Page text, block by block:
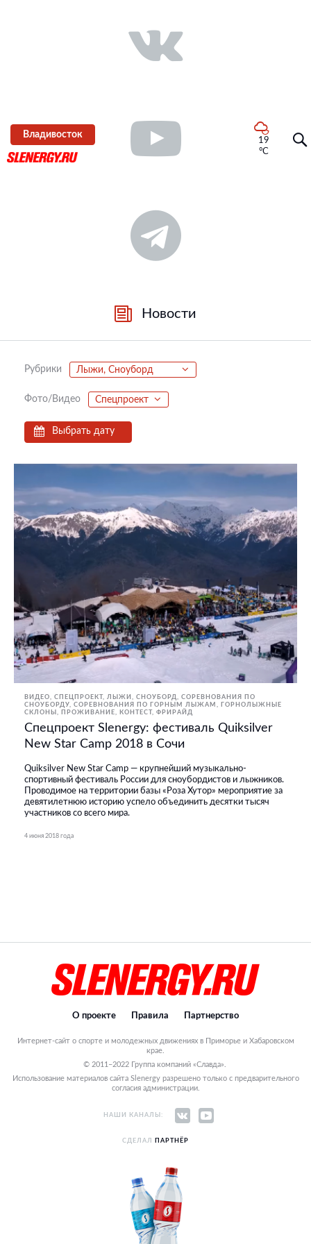
Владивосток
19
°C
Новости
Рубрики Лыжи, Сноуборд
Фото/Видео Спецпроект
Выбрать дату
ВИДЕО СПЕЦПРОЕКТ ЛЫЖИ, СНОУБОРД
СОРЕВНОВАНИЯ ПО
СНОУБОРДУ
СОРЕВНОВАНИЯ ПО ГОРНЫМ ЛЫЖАМ
ГОРНОЛЫЖНЫЕ
СКЛОНЫ, ПРОЖИВАНИЕ
КОНТЕСТ ФРИРАЙД
Спецпроект Slenergy: фестиваль Quiksilver
New Star Camp 2018 в Сочи
Quiksilver New Star Camp — крупнейший музыкально-
спортивный фестиваль России для сноубордистов и лыжников.
Проводимое на территории базы «Роза Хутор» мероприятие за
девятилетнюю историю успело объединить десятки тысяч
участников со всего мира.
4 июня 2018 года
О проекте Правила Партнерство
Интернет-сайт о спорте и молодежных движениях в Приморье и Хабаровском
крае.
© 2011–2022 Группа компаний «Славда».
Использование материалов сайта Slenergy разрешено только с предварительного
согласия администрации.
НАШИ КАНАЛЫ:
СДЕЛАЛ ПАРТНЁР